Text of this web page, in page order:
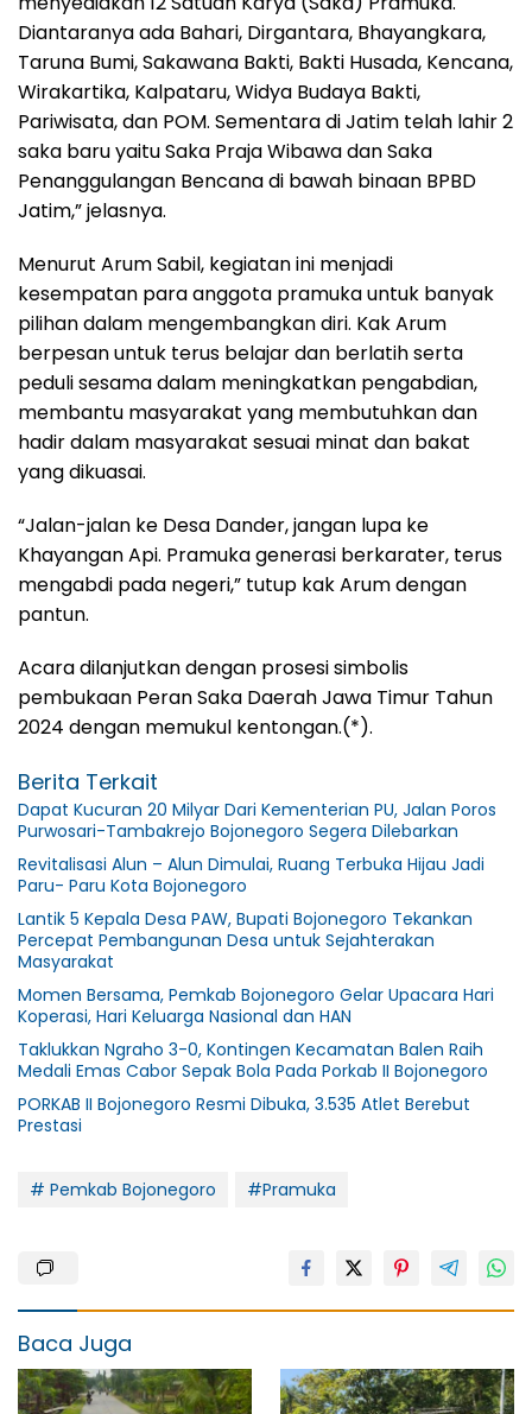
Diantaranya ada Bahari, Dirgantara, Bhayangkara,
Taruna Bumi, Sakawana Bakti, Bakti Husada, Kencana,
Wirakartika, Kalpataru, Widya Budaya Bakti,
Pariwisata, dan POM. Sementara di Jatim telah lahir 2
saka baru yaitu Saka Praja Wibawa dan Saka
Penanggulangan Bencana di bawah binaan BPBD
Jatim,” jelasnya.
Menurut Arum Sabil, kegiatan ini menjadi
kesempatan para anggota pramuka untuk banyak
pilihan dalam mengembangkan diri. Kak Arum
berpesan untuk terus belajar dan berlatih serta
peduli sesama dalam meningkatkan pengabdian,
membantu masyarakat yang membutuhkan dan
hadir dalam masyarakat sesuai minat dan bakat
yang dikuasai.
“Jalan-jalan ke Desa Dander, jangan lupa ke
Khayangan Api. Pramuka generasi berkarater, terus
mengabdi pada negeri,” tutup kak Arum dengan
pantun.
Acara dilanjutkan dengan prosesi simbolis
pembukaan Peran Saka Daerah Jawa Timur Tahun
2024 dengan memukul kentongan.(*).
Berita Terkait
Dapat Kucuran 20 Milyar Dari Kementerian PU, Jalan Poros
Purwosari-Tambakrejo Bojonegoro Segera Dilebarkan
Revitalisasi Alun – Alun Dimulai, Ruang Terbuka Hijau Jadi
Paru- Paru Kota Bojonegoro
Lantik 5 Kepala Desa PAW, Bupati Bojonegoro Tekankan
Percepat Pembangunan Desa untuk Sejahterakan
Masyarakat
Momen Bersama, Pemkab Bojonegoro Gelar Upacara Hari
Koperasi, Hari Keluarga Nasional dan HAN
Taklukkan Ngraho 3-0, Kontingen Kecamatan Balen Raih
Medali Emas Cabor Sepak Bola Pada Porkab II Bojonegoro
PORKAB II Bojonegoro Resmi Dibuka, 3.535 Atlet Berebut
Prestasi
# Pemkab Bojonegoro #Pramuka
Baca Juga